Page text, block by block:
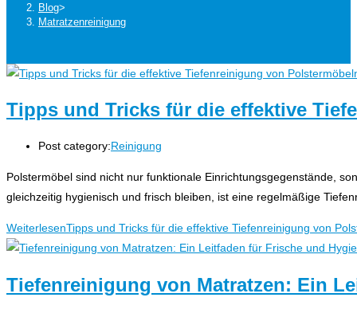
Blog>
Matratzenreinigung
Tipps und Tricks für die effektive
Post category:Reinigung
Polstermöbel sind nicht nur funktionale Einrichtungsgegenstände,
gleichzeitig hygienisch und frisch bleiben, ist eine regelmäßige
WeiterlesenTipps und Tricks für die effektive Tiefenreinigung von
Tiefenreinigung von Matratzen: Ein